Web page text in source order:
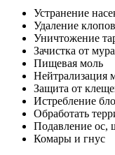
Устранение
Удаление клопов
Уничтожение
Зачистка от
Пищевая моль
Нейтрализация
Защита от
Истребление
Обработать
Подавление ос,
Комары и гнус